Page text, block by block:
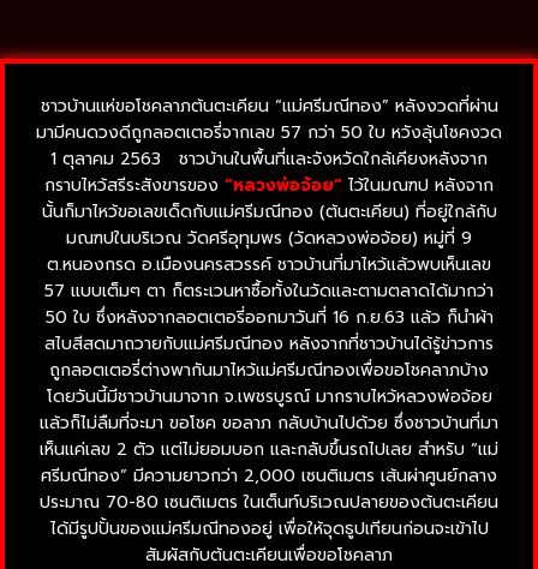
ชาวบ้านแห่ขอโชคลาภต้นตะเคียน “แม่ศรีมณีทอง” หลังงวดที่ผ่าน
มามีคนดวงดีถูกลอตเตอรี่จากเลข 57 กว่า 50 ใบ หวังลุ้นโชคงวด
1 ตุลาคม 2563 ชาวบ้านในพื้นที่และจังหวัดใกล้เคียงหลังจาก
กราบไหว้สรีระสังขารของ “หลวงพ่อจ้อย” ไว้ในมณฑป หลังจาก
นั้นก็มาไหว้ขอเลขเด็ดกับแม่ศรีมณีทอง (ต้นตะเคียน) ที่อยู่ใกล้กับ
มณฑปในบริเวณ วัดศรีอุทุมพร (วัดหลวงพ่อจ้อย) หมู่ที่ 9
ต.หนองกรด อ.เมืองนครสวรรค์ ชาวบ้านที่มาไหว้แล้วพบเห็นเลข
57 แบบเต็มๆ ตา ก็ตระเวนหาซื้อทั้งในวัดและตามตลาดได้มากว่า
50 ใบ ซึ่งหลังจากลอตเตอรี่ออกมาวันที่ 16 ก.ย.63 แล้ว ก็นำผ้า
สไบสีสดมาถวายกับแม่ศรีมณีทอง หลังจากที่ชาวบ้านได้รู้ข่าวการ
ถูกลอตเตอรี่ต่างพากันมาไหว้แม่ศรีมณีทองเพื่อขอโชคลาภบ้าง
โดยวันนี้มีชาวบ้านมาจาก จ.เพชรบูรณ์ มากราบไหว้หลวงพ่อจ้อย
แล้วก็ไม่ลืมที่จะมา ขอโชค ขอลาภ กลับบ้านไปด้วย ซึ่งชาวบ้านที่มา
เห็นแค่เลข 2 ตัว แต่ไม่ยอมบอก และกลับขึ้นรถไปเลย สำหรับ “แม่
ศรีมณีทอง” มีความยาวกว่า 2,000 เซนติเมตร เส้นผ่าศูนย์กลาง
ประมาณ 70-80 เซนติเมตร ในเต็นท์บริเวณปลายของต้นตะเคียน
ได้มีรูปปั้นของแม่ศรีมณีทองอยู่ เพื่อให้จุดธูปเทียนก่อนจะเข้าไป
สัมผัสกับต้นตะเคียนเพื่อขอโชคลาภ